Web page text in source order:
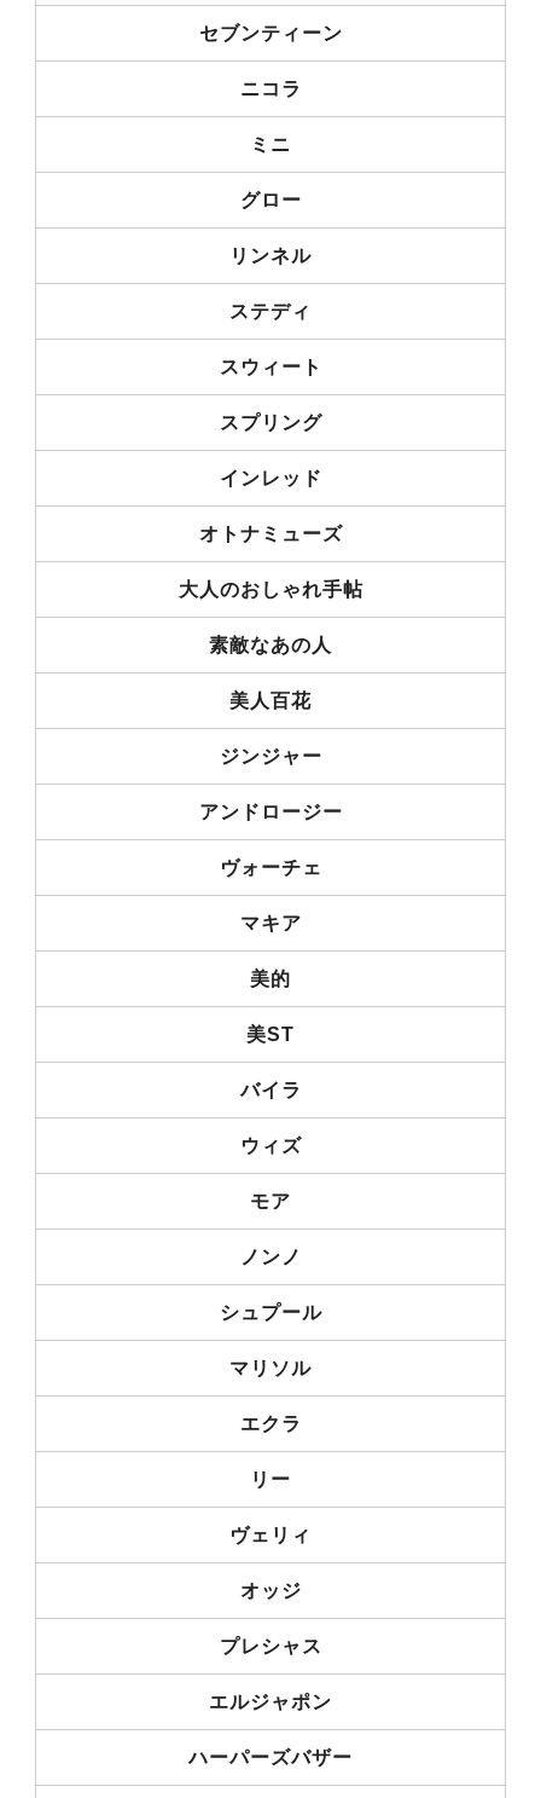
セブンティーン
ニコラ
ミニ
グロー
リンネル
ステディ
スウィート
スプリング
インレッド
オトナミューズ
大人のおしゃれ手帖
素敵なあの人
美人百花
ジンジャー
アンドロージー
ヴォーチェ
マキア
美的
美ST
バイラ
ウィズ
モア
ノンノ
シュプール
マリソル
エクラ
リー
ヴェリィ
オッジ
プレシャス
エルジャポン
ハーパーズバザー